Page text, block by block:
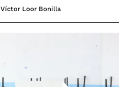
Víctor Loor Bonilla